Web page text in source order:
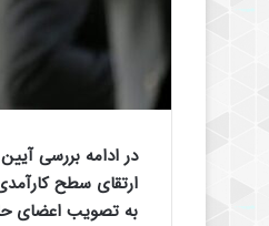
در ادامه بررسی
ارتقای سطح
به تصویب اعضای